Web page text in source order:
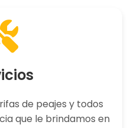
de peajes y todos
que le brindamos en